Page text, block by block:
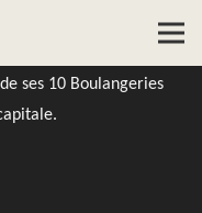
ses 10 Boulangeries